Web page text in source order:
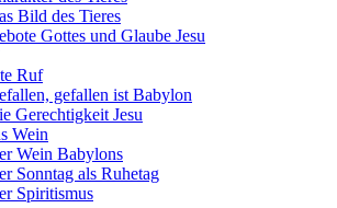
Bild des Tieres
Gottes und Glaube Jesu
Ruf
gefallen ist Babylon
Gerechtigkeit Jesu
Wein
Wein Babylons
Sonntag als Ruhetag
Spiritismus